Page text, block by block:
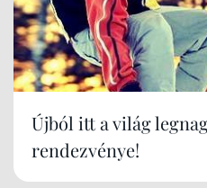
Újból itt a világ
rendezvénye!